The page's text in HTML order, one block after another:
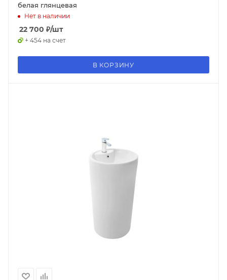
белая глянцевая
Нет в наличии
22 700 ₽/шт
+ 454 на счет
В КОРЗИНУ